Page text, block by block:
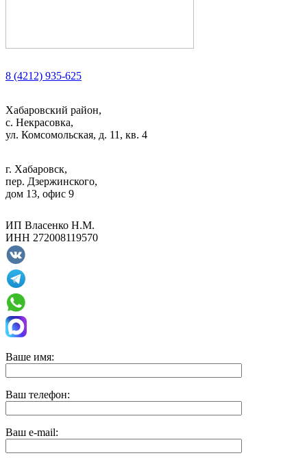
8 (4212) 935-625
Хабаровский район,
с. Некрасовка,
ул. Комсомольская, д. 11, кв. 4
г. Хабаровск,
пер. Дзержинского,
дом 13, офис 9
ИП Власенко Н.М.
ИНН 272008119570
Ваше имя:
Ваш телефон:
Ваш e-mail: